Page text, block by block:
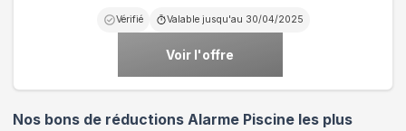
Vérifié Valable jusqu'au 30/04/2025
Voir l'offre
Nos bons de réductions Alarme Piscine les plus